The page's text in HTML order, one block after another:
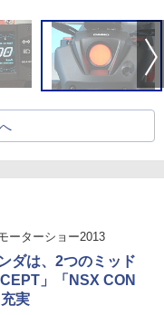
ーターショー2013
ダは、2つのミッド
」「NSX CON
実